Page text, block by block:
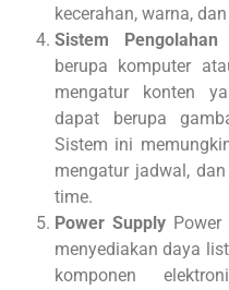
kecerahan, warna,
Sistem Pengolahan
berupa komputer
mengatur konten
dapat berupa
Sistem ini
mengatur jadwal,
time.
Power Supply
menyediakan daya
komponen